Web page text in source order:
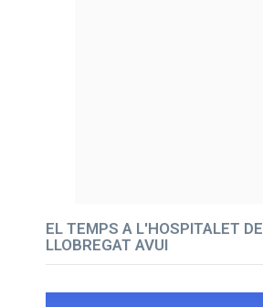
EL TEMPS A L'HOSPITALET DE
LLOBREGAT AVUI